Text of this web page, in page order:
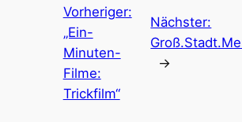
Vorheriger:
„Ein-
Minuten-
Filme:
Trickfilm“
Nächster:
→